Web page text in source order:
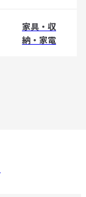
家具・収
納・家電